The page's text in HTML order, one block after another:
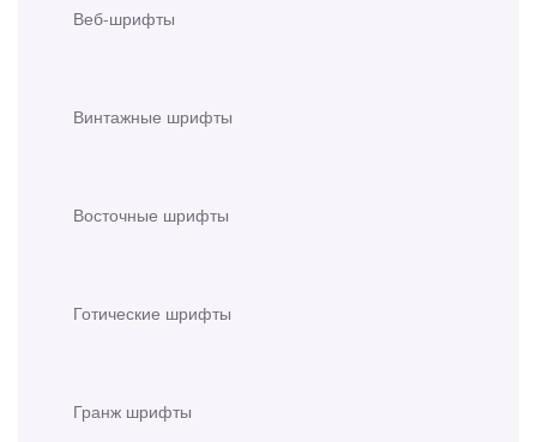
Веб-шрифты
Винтажные шрифты
Восточные шрифты
Готические шрифты
Гранж шрифты